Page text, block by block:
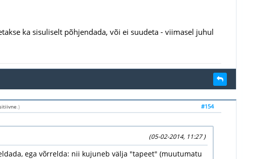
ka sisuliselt põhjendada, või ei suudeta - viimasel juhul
#154
.)
(05-02-2014, 11:27 )
ega võrrelda: nii kujuneb välja "tapeet" (muutumatu